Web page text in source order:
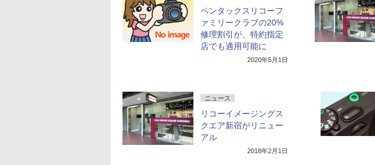
ペンタックスリコーフ
ァミリークラブの20%
修理割引が、特約指定
店でも適用可能に
2020年5月1日
ニュース
リコーイメージングス
クエア新宿がリニュー
アル
2018年2月1日